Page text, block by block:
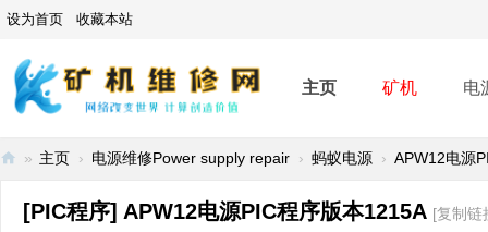
设为首页 收藏本站
主页 矿机 电
» 主页 › 电源维修Power supply repair › 蚂蚁电源 › APW12电源
[PIC程序] APW12电源PIC程序版本1215A [复制链